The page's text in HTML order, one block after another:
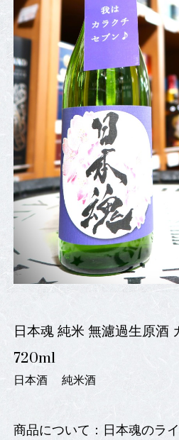
日本魂 純米 無濾過生原酒
720ml
日本酒 純米酒
商品について：日本魂のラ